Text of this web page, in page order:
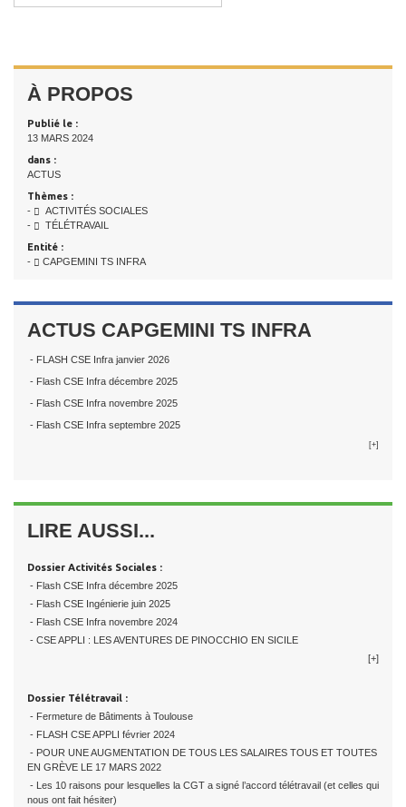
À PROPOS
Publié le :
13 MARS 2024
dans :
ACTUS
Thèmes :
-
ACTIVITÉS SOCIALES
-
TÉLÉTRAVAIL
Entité :
-
CAPGEMINI TS INFRA
ACTUS CAPGEMINI TS INFRA
- FLASH CSE Infra janvier 2026
- Flash CSE Infra décembre 2025
- Flash CSE Infra novembre 2025
- Flash CSE Infra septembre 2025
[+]
LIRE AUSSI...
Dossier Activités Sociales :
- Flash CSE Infra décembre 2025
- Flash CSE Ingénierie juin 2025
- Flash CSE Infra novembre 2024
- CSE APPLI : LES AVENTURES DE PINOCCHIO EN SICILE
[+]
Dossier Télétravail :
- Fermeture de Bâtiments à Toulouse
- FLASH CSE APPLI février 2024
- POUR UNE AUGMENTATION DE TOUS LES SALAIRES TOUS ET TOUTES
EN GRÈVE LE 17 MARS 2022
- Les 10 raisons pour lesquelles la CGT a signé l’accord télétravail (et celles qui
nous ont fait hésiter)